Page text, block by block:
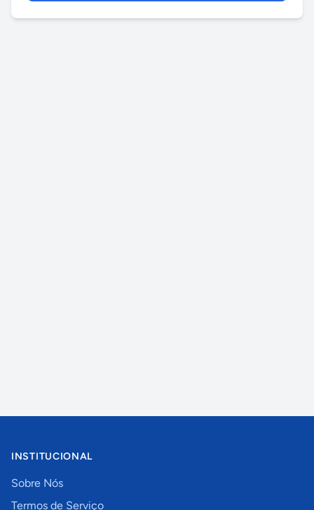
INSTITUCIONAL
Sobre Nós
Termos de Serviço